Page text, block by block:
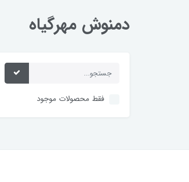
دمنوش مهرگیاه
فقط محصولات موجود